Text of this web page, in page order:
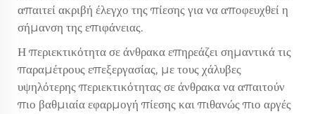
απαιτεί ακριβή έλεγχο της πίεσης για να αποφευχθεί η
σήμανση της επιφάνειας.
Η περιεκτικότητα σε άνθρακα επηρεάζει σημαντικά τις
παραμέτρους επεξεργασίας, με τους χάλυβες
υψηλότερης περιεκτικότητας σε άνθρακα να απαιτούν
πιο βαθμιαία εφαρμογή πίεσης και πιθανώς πιο αργές